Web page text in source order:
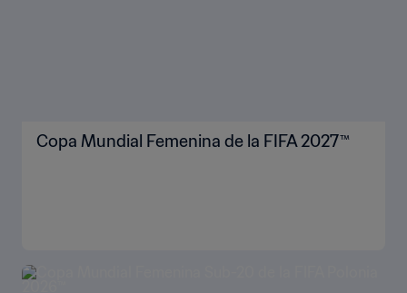
Copa Mundial Femenina de la FIFA 2027™